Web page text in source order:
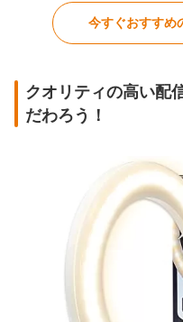
今すぐおすすめ
クオリティの高い配
だわろう！